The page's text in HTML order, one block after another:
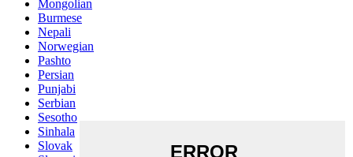
Mongolian
Burmese
Nepali
Norwegian
Pashto
Persian
Punjabi
Serbian
Sesotho
Sinhala
Slovak